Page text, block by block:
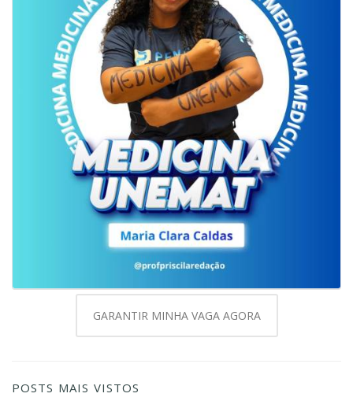
GARANTIR MINHA VAGA AGORA
POSTS MAIS VISTOS